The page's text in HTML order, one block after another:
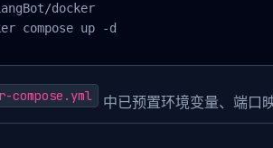
docker
compose up -d
compose.yml 中已预置环境变量、端口